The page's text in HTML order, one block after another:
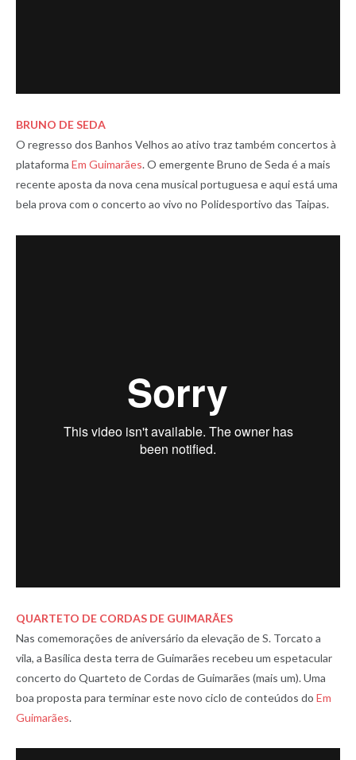
BRUNO DE SEDA
O regresso dos Banhos Velhos ao ativo traz também concertos à
plataforma Em Guimarães. O emergente Bruno de Seda é a mais
recente aposta da nova cena musical portuguesa e aqui está uma
bela prova com o concerto ao vivo no Polidesportivo das Taipas.
QUARTETO DE CORDAS DE GUIMARÃES
Nas comemorações de aniversário da elevação de S. Torcato a
vila, a Basílica desta terra de Guimarães recebeu um espetacular
concerto do Quarteto de Cordas de Guimarães (mais um). Uma
boa proposta para terminar este novo ciclo de conteúdos do Em
Guimarães.